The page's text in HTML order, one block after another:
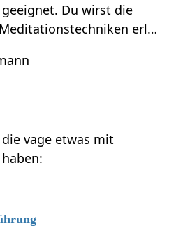
Du wirst die
erl…
vage etwas mit